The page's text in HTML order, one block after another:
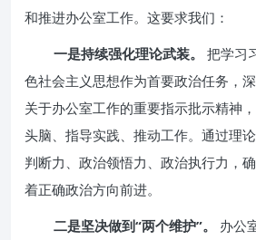
和推进办公室工作。这要求我们：
一是持续强化理论武装。
把学习
色社会主义思想作为首要政治任务，
关于办公室工作的重要指示批示精神
头脑、指导实践、推动工作。通过理
判断力、政治领悟力、政治执行力，
着正确政治方向前进。
二是坚决做到“两个维护”。
办公